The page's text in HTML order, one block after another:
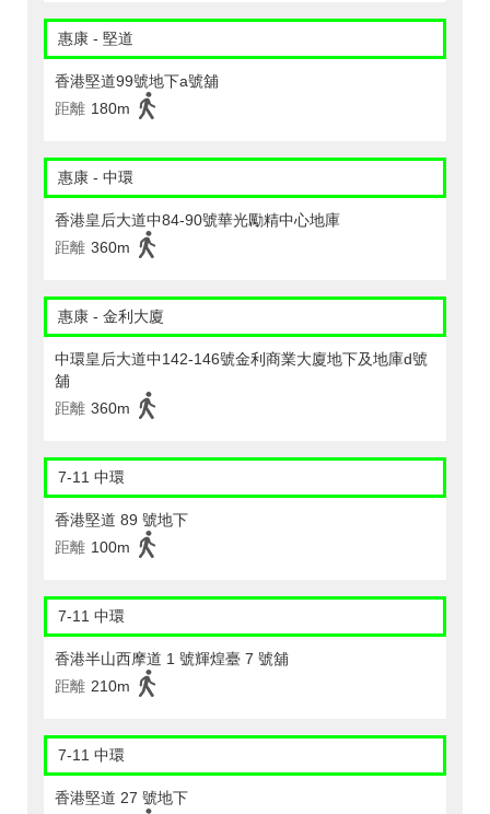
惠康 - 堅道
香港堅道99號地下a號舖
距離 180m
惠康 - 中環
香港皇后大道中84-90號華光勵精中心地庫
距離 360m
惠康 - 金利大廈
中環皇后大道中142-146號金利商業大廈地下及地庫d號
舖
距離 360m
7-11 中環
香港堅道 89 號地下
距離 100m
7-11 中環
香港半山西摩道 1 號輝煌臺 7 號舖
距離 210m
7-11 中環
香港堅道 27 號地下